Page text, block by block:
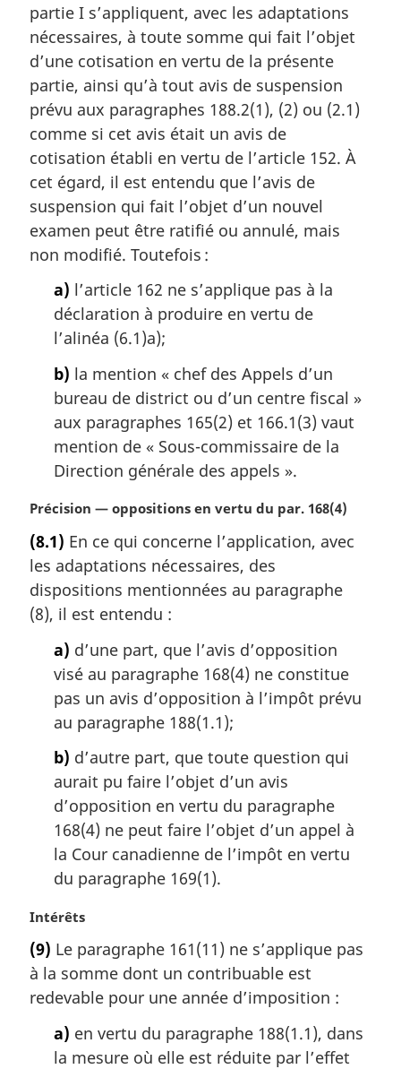
r
g
i
n
a
l
e
:
partie I s’appliquent, avec les adaptations
nécessaires, à toute somme qui fait l’objet
d’une cotisation en vertu de la présente
partie, ainsi qu’à tout avis de suspension
prévu aux paragraphes 188.2(1), (2) ou (2.1)
comme si cet avis était un avis de
cotisation établi en vertu de l’article 152. À
cet égard, il est entendu que l’avis de
suspension qui fait l’objet d’un nouvel
examen peut être ratifié ou annulé, mais
non modifié. Toutefois :
a) l’article 162 ne s’applique pas à la
déclaration à produire en vertu de
l’alinéa (6.1)a);
b) la mention « chef des Appels d’un
bureau de district ou d’un centre fiscal »
aux paragraphes 165(2) et 166.1(3) vaut
mention de « Sous-commissaire de la
Direction générale des appels ».
N
t
e
m
a
r
Précision — oppositions en vertu du par. 168(4)
(8.1) En ce qui concerne l’application, avec
les adaptations nécessaires, des
dispositions mentionnées au paragraphe
(8), il est entendu :
a) d’une part, que l’avis d’opposition
visé au paragraphe 168(4) ne constitue
pas un avis d’opposition à l’impôt prévu
au paragraphe 188(1.1);
b) d’autre part, que toute question qui
aurait pu faire l’objet d’un avis
d’opposition en vertu du paragraphe
168(4) ne peut faire l’objet d’un appel à
la Cour canadienne de l’impôt en vertu
du paragraphe 169(1).
N
t
e
m
Intérêts
(9) Le paragraphe 161(11) ne s’applique pas
à la somme dont un contribuable est
redevable pour une année d’imposition :
a) en vertu du paragraphe 188(1.1), dans
la mesure où elle est réduite par l’effet